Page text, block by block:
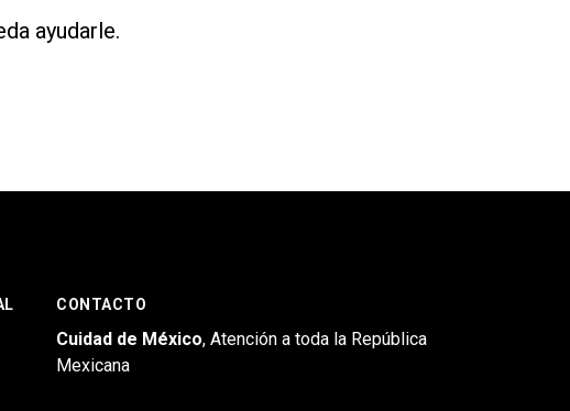
ayudarle.
CONTACTO
Cuidad de México, Atención a toda la República
Mexicana